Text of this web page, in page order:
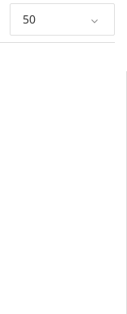
50